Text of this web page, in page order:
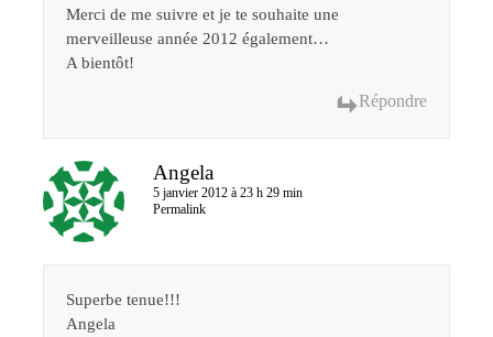
Merci de me suivre et je te souhaite une
merveilleuse année 2012 également…
A bientôt!
Répondre
Angela
5 janvier 2012 à 23 h 29 min
Permalink
Superbe tenue!!!
Angela